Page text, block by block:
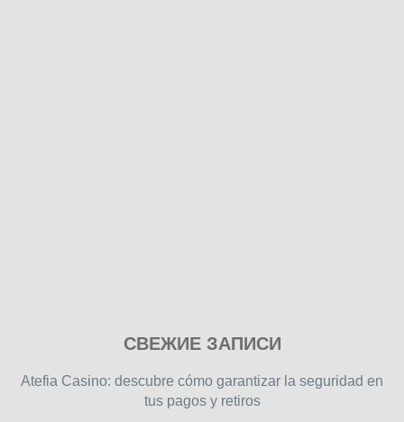
free
СВЕЖИЕ ЗАПИСИ
Atefia Casino: descubre cómo garantizar la seguridad en
tus pagos y retiros